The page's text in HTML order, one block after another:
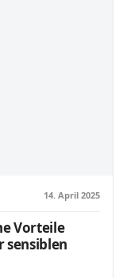
14. April 2025
Vorteile